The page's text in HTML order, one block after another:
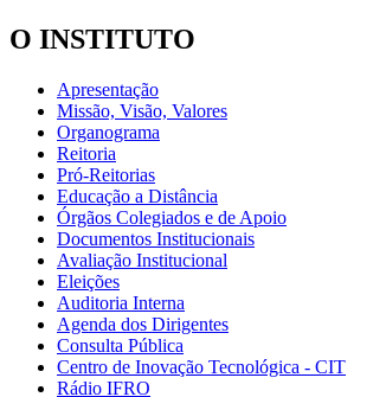
O INSTITUTO
Apresentação
Missão, Visão, Valores
Organograma
Reitoria
Pró-Reitorias
Educação a Distância
Órgãos Colegiados e de Apoio
Documentos Institucionais
Avaliação Institucional
Eleições
Auditoria Interna
Agenda dos Dirigentes
Consulta Pública
Centro de Inovação Tecnológica - CIT
Rádio IFRO